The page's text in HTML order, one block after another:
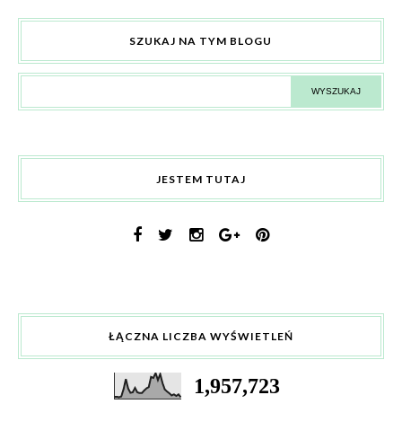
SZUKAJ NA TYM BLOGU
JESTEM TUTAJ
ŁĄCZNA LICZBA WYŚWIETLEŃ
1,957,723